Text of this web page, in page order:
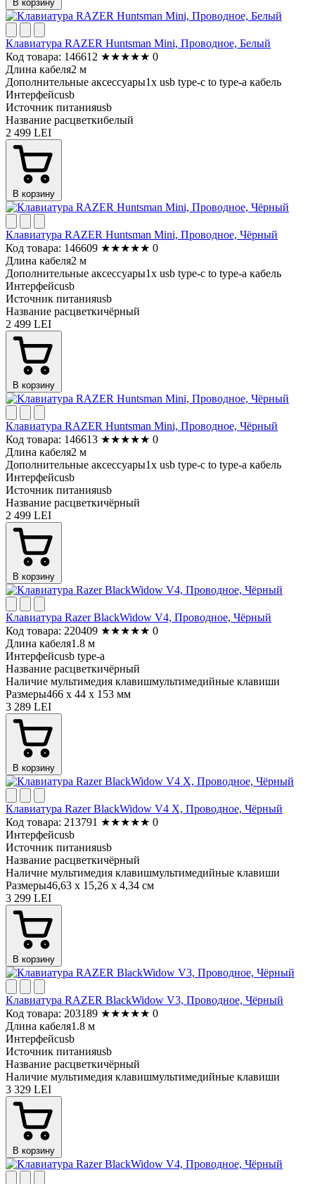
В корзину
Клавиатура RAZER Huntsman Mini, Проводное, Белый
Код товара: 146612 ★★★★★ 0
Длина кабеля2 м
Дополнительные аксессуары1x usb type-c to type-a кабель
Интерфейсusb
Источник питанияusb
Название расцветкибелый
2 499 LEI
В корзину
Клавиатура RAZER Huntsman Mini, Проводное, Чёрный
Код товара: 146609 ★★★★★ 0
Длина кабеля2 м
Дополнительные аксессуары1x usb type-c to type-a кабель
Интерфейсusb
Источник питанияusb
Название расцветкичёрный
2 499 LEI
В корзину
Клавиатура RAZER Huntsman Mini, Проводное, Чёрный
Код товара: 146613 ★★★★★ 0
Длина кабеля2 м
Дополнительные аксессуары1x usb type-c to type-a кабель
Интерфейсusb
Источник питанияusb
Название расцветкичёрный
2 499 LEI
В корзину
Клавиатура Razer BlackWidow V4, Проводное, Чёрный
Код товара: 220409 ★★★★★ 0
Длина кабеля1.8 м
Интерфейсusb type-a
Название расцветкичёрный
Наличие мультимедия клавишмультимедийные клавиши
Размеры466 x 44 x 153 мм
3 289 LEI
В корзину
Клавиатура Razer BlackWidow V4 X, Проводное, Чёрный
Код товара: 213791 ★★★★★ 0
Интерфейсusb
Источник питанияusb
Название расцветкичёрный
Наличие мультимедия клавишмультимедийные клавиши
Размеры46,63 x 15,26 x 4,34 см
3 299 LEI
В корзину
Клавиатура RAZER BlackWidow V3, Проводное, Чёрный
Код товара: 203189 ★★★★★ 0
Длина кабеля1.8 м
Интерфейсusb
Источник питанияusb
Название расцветкичёрный
Наличие мультимедия клавишмультимедийные клавиши
3 329 LEI
В корзину